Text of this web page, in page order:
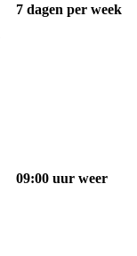
7 dagen per week
09:00 uur weer